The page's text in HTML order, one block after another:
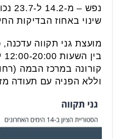
נפש
שינוי באחוז הבדיקות
וללא הפניה עם תעודה